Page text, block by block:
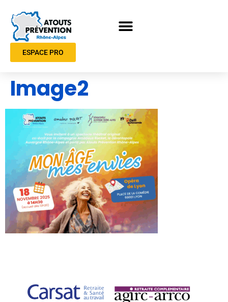
ESPACE PRO
Image2